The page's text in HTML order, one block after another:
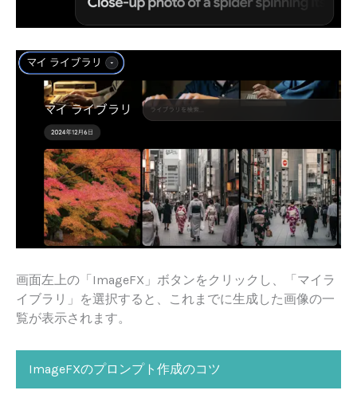
画面左上の「ImageFX」ボタンをクリックし、「マイラ
イブラリ」を選択すると、これまでに生成した画像の一
覧が表示されます。
ImageFXのプロンプト作成のコツ